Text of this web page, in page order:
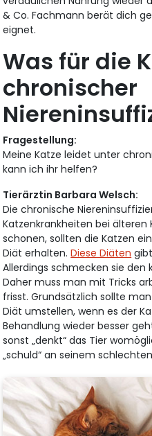
& Co. Fachmann berät dich
eignet.
Was für die
chronischer
Fragestellung:
Meine Katze leidet unter
kann ich ihr helfen?
Tierärztin Barbara Welsch:
Die chronische
Katzenkrankheiten bei älteren
schonen, sollten die Katzen
Diät erhalten.Diese Diäten
Allerdings schmecken sie den
Daher muss man mit Tricks
frisst. Grundsätzlich sollte
Diät umstellen, wenn es der
Behandlung wieder besser
sonst „denkt“ das Tier
„schuld“ an seinem